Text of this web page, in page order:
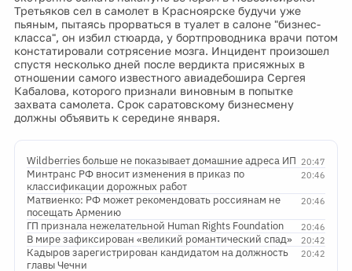
Третьяков сел в самолет в Красноярске будучи уже
пьяным, пытаясь прорваться в туалет в салоне "бизнес-
класса", он избил стюарда, у бортпроводника врачи потом
констатировали сотрясение мозга. Инцидент произошел
спустя несколько дней после вердикта присяжных в
отношении самого известного авиадебошира Сергея
Кабалова, которого признали виновным в попытке
захвата самолета. Срок саратовскому бизнесмену
должны объявить к середине января.
20:47
Wildberries больше не показывает домашние адреса ИП
20:46
Минтранс РФ вносит изменения в приказ по
классификации дорожных работ
20:46
Матвиенко: РФ может рекомендовать россиянам не
посещать Армению
20:46
ГП признала нежелательной Human Rights Foundation
20:42
В мире зафиксирован «великий романтический спад»
20:42
Кадыров зарегистрирован кандидатом на должность
главы Чечни